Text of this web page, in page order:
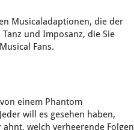
Musicaladaptionen, die der
und Imposanz, die Sie
Fans.
einem Phantom
will es gesehen haben,
welch verheerende Folgen